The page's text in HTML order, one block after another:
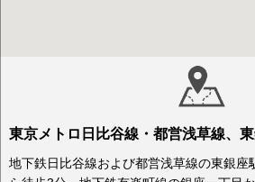
東京メトロ日比谷線・都営浅草線、
地下鉄日比谷線および都営浅草線の東銀座